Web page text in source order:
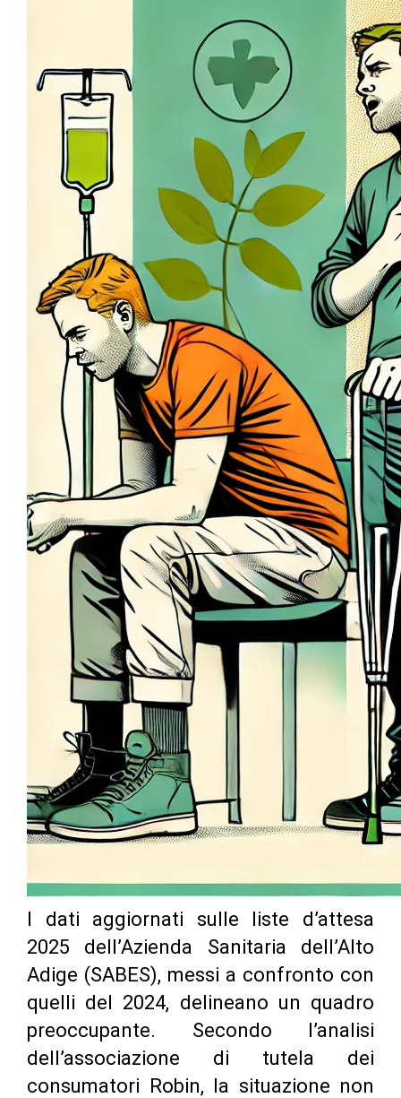
I dati aggiornati sulle liste d’attesa
2025 dell’Azienda Sanitaria dell’Alto
Adige (SABES), messi a confronto con
quelli del 2024, delineano un quadro
preoccupante. Secondo l’analisi
dell’associazione di tutela dei
consumatori Robin, la situazione non